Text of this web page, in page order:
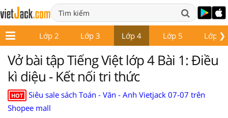
❯
1 Lớp 2 Lớp 3 Lớp 4 Lớp 5 Lớp 6
Vở bài tập Tiếng Việt lớp 4 Bài 1: Điều
kì diệu - Kết nối tri thức
HOT
Siêu sale sách Toán - Văn - Anh Vietjack 07-07 trên
Shopee mall